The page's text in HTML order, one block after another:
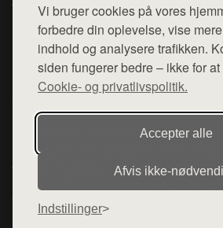
Vi bruger cookies på vores
forbedre din oplevelse, vise
indhold og analysere trafikken.
siden fungerer bedre – ikke for
Cookie- og privatlivspolitik.
Accepter alle
Afvis
Indstillinger
Top Rabatter
Blog
Kontakt
Mail:
Denne side er en del af want.dk, der
hjemmesider med præsentation af
diverse webshops. Der sælges ikke
henviser til de shops, som sælger varen.
varerne på lager.